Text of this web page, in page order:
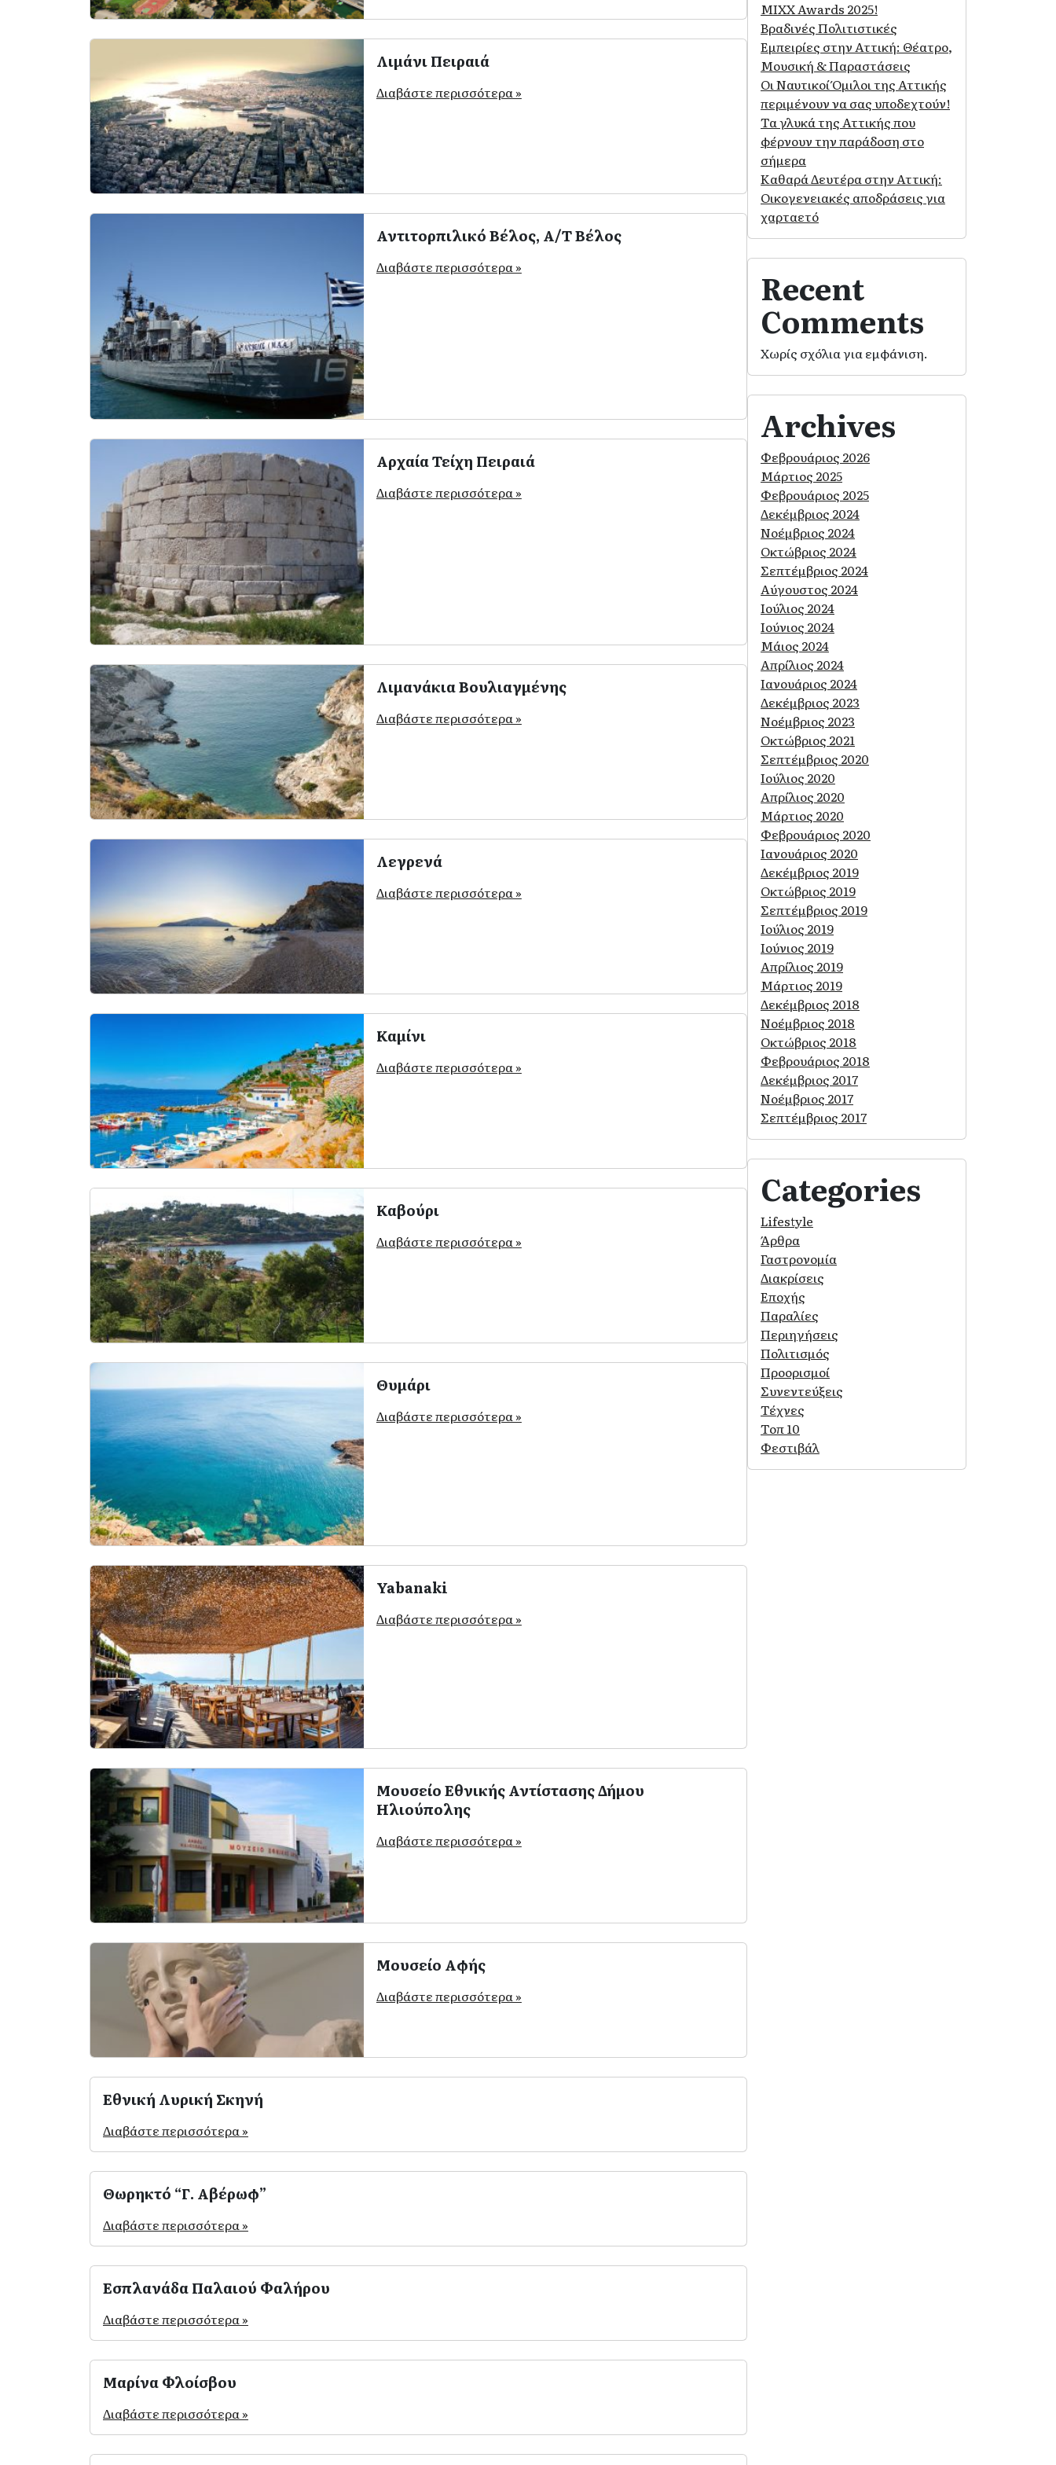
Λιμάνι Πειραιά
Διαβάστε περισσότερα »
Αντιτορπιλικό Βέλος, Α/Τ Βέλος
Διαβάστε περισσότερα »
Αρχαία Τείχη Πειραιά
Διαβάστε περισσότερα »
Λιμανάκια Βουλιαγμένης
Διαβάστε περισσότερα »
Λεγρενά
Διαβάστε περισσότερα »
Καμίνι
Διαβάστε περισσότερα »
Καβούρι
Διαβάστε περισσότερα »
Θυμάρι
Διαβάστε περισσότερα »
Yabanaki
Διαβάστε περισσότερα »
Μουσείο Εθνικής Αντίστασης Δήμου
Ηλιούπολης
Διαβάστε περισσότερα »
Μουσείο Αφής
Διαβάστε περισσότερα »
Εθνική Λυρική Σκηνή
Διαβάστε περισσότερα »
Θωρηκτό “Γ. Αβέρωφ”
Διαβάστε περισσότερα »
Εσπλανάδα Παλαιού Φαλήρου
Διαβάστε περισσότερα »
Μαρίνα Φλοίσβου
Διαβάστε περισσότερα »
MIXX Awards 2025!
Βραδινές Πολιτιστικές
Εμπειρίες στην Αττική: Θέατρο,
Μουσική & Παραστάσεις
Οι Ναυτικοί Όμιλοι της Αττικής
περιμένουν να σας υποδεχτούν!
Τα γλυκά της Αττικής που
φέρνουν την παράδοση στο
σήμερα
Καθαρά Δευτέρα στην Αττική:
Οικογενειακές αποδράσεις για
χαρταετό
Recent
Comments
Χωρίς σχόλια για εμφάνιση.
Archives
Φεβρουάριος 2026
Μάρτιος 2025
Φεβρουάριος 2025
Δεκέμβριος 2024
Νοέμβριος 2024
Οκτώβριος 2024
Σεπτέμβριος 2024
Αύγουστος 2024
Ιούλιος 2024
Ιούνιος 2024
Μάιος 2024
Απρίλιος 2024
Ιανουάριος 2024
Δεκέμβριος 2023
Νοέμβριος 2023
Οκτώβριος 2021
Σεπτέμβριος 2020
Ιούλιος 2020
Απρίλιος 2020
Μάρτιος 2020
Φεβρουάριος 2020
Ιανουάριος 2020
Δεκέμβριος 2019
Οκτώβριος 2019
Σεπτέμβριος 2019
Ιούλιος 2019
Ιούνιος 2019
Απρίλιος 2019
Μάρτιος 2019
Δεκέμβριος 2018
Νοέμβριος 2018
Οκτώβριος 2018
Φεβρουάριος 2018
Δεκέμβριος 2017
Νοέμβριος 2017
Σεπτέμβριος 2017
Categories
Lifestyle
Άρθρα
Γαστρονομία
Διακρίσεις
Εποχής
Παραλίες
Περιηγήσεις
Πολιτισμός
Προορισμοί
Συνεντεύξεις
Τέχνες
Τοπ 10
Φεστιβάλ